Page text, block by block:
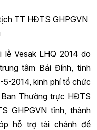
TT HĐTS GHPGVN
lễ Vesak LHQ 2014 do
tâm Bái Đính, tỉnh
5-2014, kinh phí tổ chức
Thường trực HĐTS
GHPGVN tỉnh, thành
hỗ trợ tài chánh để